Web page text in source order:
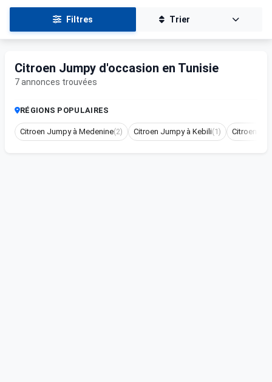
Filtres Trier
Citroen Jumpy d'occasion en Tunisie
7 annonces trouvées
RÉGIONS POPULAIRES
Citroen Jumpy à Medenine(2) Citroen Jumpy à Kebili(1) Citroen